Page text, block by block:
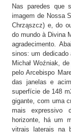
Nas paredes que
imagem de Nossa
Chrząszcz) e, do
do mundo à Divina
agradecimento.
sinos: um dedicado
Michał Woźniak,
pelo Arcebispo
das janelas e
superfície de 148
gigante, com uma
mais expressivo
horizonte, há um
vitrais laterais na